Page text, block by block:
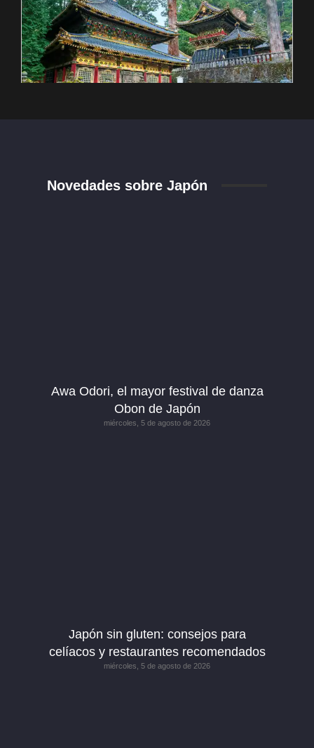
Novedades sobre Japón
Awa Odori, el mayor festival de danza
Obon de Japón
miércoles, 5 de agosto de 2026
Japón sin gluten: consejos para
celíacos y restaurantes recomendados
miércoles, 5 de agosto de 2026